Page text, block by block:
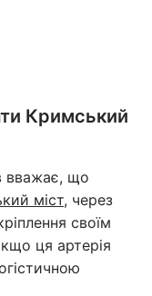
Кримський
вважає, що
міст, через
своїм
ця артерія